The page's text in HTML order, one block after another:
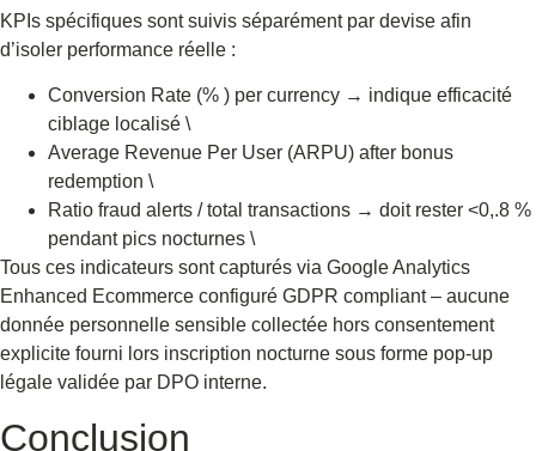
KPIs spécifiques sont suivis séparément par devise afin
d’isoler performance réelle :
Conversion Rate (% ) per currency → indique efficacité
ciblage localisé \
Average Revenue Per User (ARPU) after bonus
redemption \
Ratio fraud alerts / total transactions → doit rester <0,.8 %
pendant pics nocturnes \
Tous ces indicateurs sont capturés via Google Analytics
Enhanced Ecommerce configuré GDPR compliant – aucune
donnée personnelle sensible collectée hors consentement
explicite fourni lors inscription nocturne sous forme pop-up
légale validée par DPO interne.
Conclusion